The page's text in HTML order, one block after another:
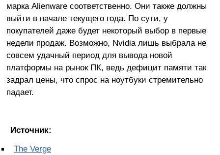
марка Alienware соответственно. Они также должны
выйти в начале текущего года. По сути, у
покупателей даже будет некоторый выбор в первые
недели продаж. Возможно, Nvidia лишь выбрала не
совсем удачный период для вывода новой
платформы на рынок ПК, ведь дефицит памяти так
задрал цены, что спрос на ноутбуки стремительно
падает.
Источник:
The Verge